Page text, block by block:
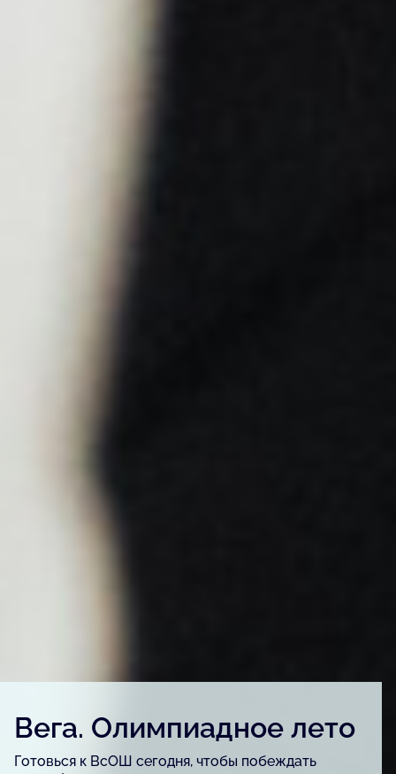
Детский конкурс «Вега.
Артфест»
Для детей и подростков, одарённых в сфере
изобразительного искусства, урбанистики и